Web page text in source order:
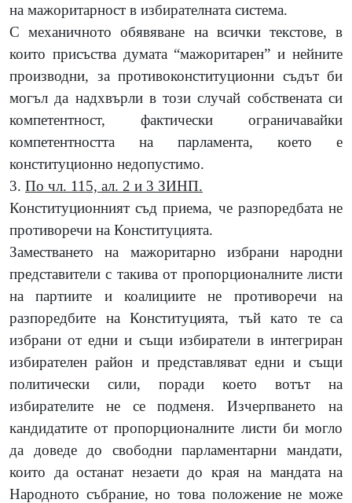
на мажоритарност в избирателната система.
С механичното обявяване на всички текстове, в
които присъства думата “мажоритарен” и нейните
производни, за противоконституционни съдът би
могъл да надхвърли в този случай собствената си
компетентност, фактически ограничавайки
компетентността на парламента, което е
конституционно недопустимо.
3. По чл. 115, ал. 2 и 3 ЗИНП.
Конституционният съд приема, че разпоредбата не
противоречи на Конституцията.
Заместването на мажоритарно избрани народни
представители с такива от пропорционалните листи
на партиите и коалициите не противоречи на
разпоредбите на Конституцията, тъй като те са
избрани от едни и същи избиратели в интегриран
избирателен район и представляват едни и същи
политически сили, поради което вотът на
избирателите не се подменя. Изчерпването на
кандидатите от пропорционалните листи би могло
да доведе до свободни парламентарни мандати,
които да останат незаети до края на мандата на
Народното събрание, но това положение не може